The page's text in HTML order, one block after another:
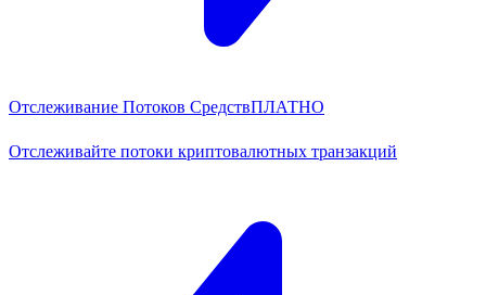
Отслеживание Потоков СредствПЛАТНО
Отслеживайте потоки криптовалютных транзакций